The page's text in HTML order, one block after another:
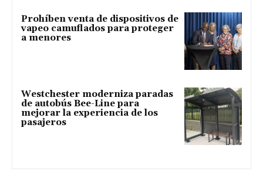
Prohíben venta de dispositivos de
vapeo camuflados para proteger
a menores
Westchester moderniza paradas
de autobús Bee-Line para
mejorar la experiencia de los
pasajeros